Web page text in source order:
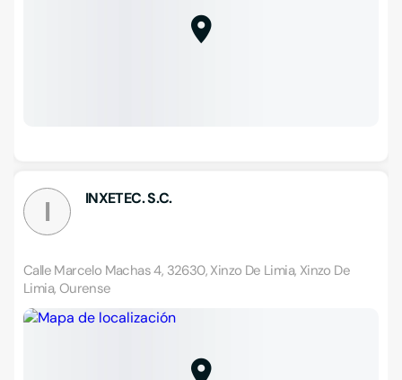
I INXETEC. S.C.
Calle Marcelo Machas 4, 32630, Xinzo De Limia, Xinzo De
Limia, Ourense